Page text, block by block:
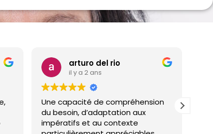
arturo del rio
il y a 2 ans
Une capacité de compréhension
du besoin, d’adaptation aux
impératifs et au contexte